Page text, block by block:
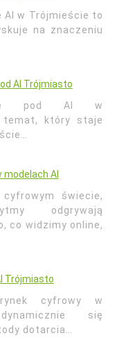
AI w Trójmieście to
na znaczeniu
AI Trójmiasto
pod AI w
temat, który staje
modelach AI
świecie,
odgrywają
co widzimy online,
Trójmiasto
rynek cyfrowy w
się
dotarcia…